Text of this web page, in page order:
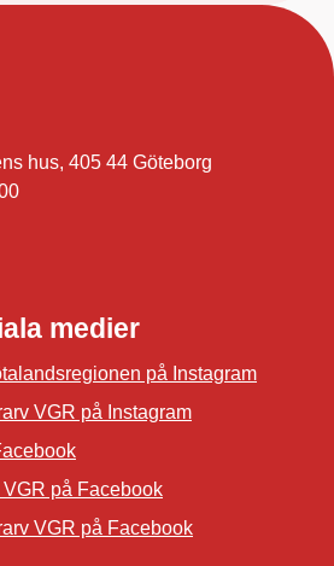
hus, 405 44 Göteborg
medier
på Instagram
VGR på Instagram
på Facebook
VGR på Facebook